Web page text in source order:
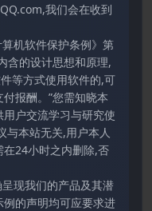
我们会在收到
机软件保护条例》第
含的设计思想和原理,
等方式使用软件的,可
报酬。”您需知晓本
户交流学习与研究使
与本站无关,用户本人
24小时之内删除,否
现我们的产品及其潜
的声明均可应要求进